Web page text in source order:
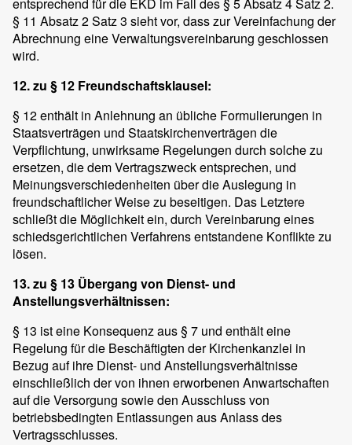
entsprechend für die EKD im Fall des § 5 Absatz 4 Satz 2.
§ 11 Absatz 2 Satz 3 sieht vor, dass zur Vereinfachung der
Abrechnung eine Verwaltungsvereinbarung geschlossen
wird.
12. zu § 12 Freundschaftsklausel:
§ 12 enthält in Anlehnung an übliche Formulierungen in
Staatsverträgen und Staatskirchenverträgen die
Verpflichtung, unwirksame Regelungen durch solche zu
ersetzen, die dem Vertragszweck entsprechen, und
Meinungsverschiedenheiten über die Auslegung in
freundschaftlicher Weise zu beseitigen. Das Letztere
schließt die Möglichkeit ein, durch Vereinbarung eines
schiedsgerichtlichen Verfahrens entstandene Konflikte zu
lösen.
13. zu § 13 Übergang von Dienst- und
Anstellungsverhältnissen:
§ 13 ist eine Konsequenz aus § 7 und enthält eine
Regelung für die Beschäftigten der Kirchenkanzlei in
Bezug auf ihre Dienst- und Anstellungsverhältnisse
einschließlich der von ihnen erworbenen Anwartschaften
auf die Versorgung sowie den Ausschluss von
betriebsbedingten Entlassungen aus Anlass des
Vertragsschlusses.